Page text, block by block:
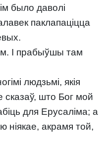
было даволі
паклапаціцца
І прабыўшы там
людзьмі, якія
сказаў, што Бог мой
для Ерусаліма; а
акрамя той,